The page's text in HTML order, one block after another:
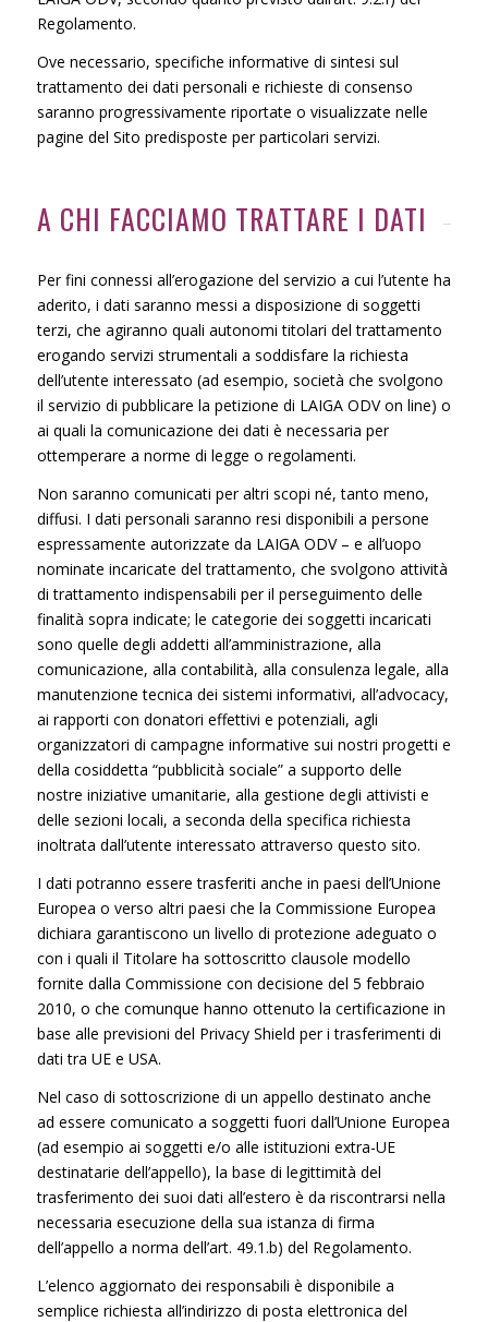
Regolamento.
Ove necessario, specifiche informative di sintesi sul
trattamento dei dati personali e richieste di consenso
saranno progressivamente riportate o visualizzate nelle
pagine del Sito predisposte per particolari servizi.
A CHI FACCIAMO TRATTARE I DATI
Per fini connessi all’erogazione del servizio a cui l’utente ha
aderito, i dati saranno messi a disposizione di soggetti
terzi, che agiranno quali autonomi titolari del trattamento
erogando servizi strumentali a soddisfare la richiesta
dell’utente interessato (ad esempio, società che svolgono
il servizio di pubblicare la petizione di LAIGA ODV on line) o
ai quali la comunicazione dei dati è necessaria per
ottemperare a norme di legge o regolamenti.
Non saranno comunicati per altri scopi né, tanto meno,
diffusi. I dati personali saranno resi disponibili a persone
espressamente autorizzate da LAIGA ODV – e all’uopo
nominate incaricate del trattamento, che svolgono attività
di trattamento indispensabili per il perseguimento delle
finalità sopra indicate; le categorie dei soggetti incaricati
sono quelle degli addetti all’amministrazione, alla
comunicazione, alla contabilità, alla consulenza legale, alla
manutenzione tecnica dei sistemi informativi, all’advocacy,
ai rapporti con donatori effettivi e potenziali, agli
organizzatori di campagne informative sui nostri progetti e
della cosiddetta “pubblicità sociale” a supporto delle
nostre iniziative umanitarie, alla gestione degli attivisti e
delle sezioni locali, a seconda della specifica richiesta
inoltrata dall’utente interessato attraverso questo sito.
I dati potranno essere trasferiti anche in paesi dell’Unione
Europea o verso altri paesi che la Commissione Europea
dichiara garantiscono un livello di protezione adeguato o
con i quali il Titolare ha sottoscritto clausole modello
fornite dalla Commissione con decisione del 5 febbraio
2010, o che comunque hanno ottenuto la certificazione in
base alle previsioni del Privacy Shield per i trasferimenti di
dati tra UE e USA.
Nel caso di sottoscrizione di un appello destinato anche
ad essere comunicato a soggetti fuori dall’Unione Europea
(ad esempio ai soggetti e/o alle istituzioni extra-UE
destinatarie dell’appello), la base di legittimità del
trasferimento dei suoi dati all’estero è da riscontrarsi nella
necessaria esecuzione della sua istanza di firma
dell’appello a norma dell’art. 49.1.b) del Regolamento.
L’elenco aggiornato dei responsabili è disponibile a
semplice richiesta all’indirizzo di posta elettronica del